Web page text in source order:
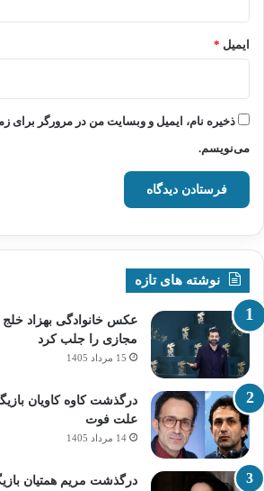
ایمیل *
ذخیره نام، ایمیل و وبسایت من در مرورگر برای
می‌نویسم.
نوشته های تازه
عکس خانوادگی بهزاد
مجازی را جلب کرد
15 مرداد 1405
درگذشت کاوه کاویان
علت فوت
14 مرداد 1405